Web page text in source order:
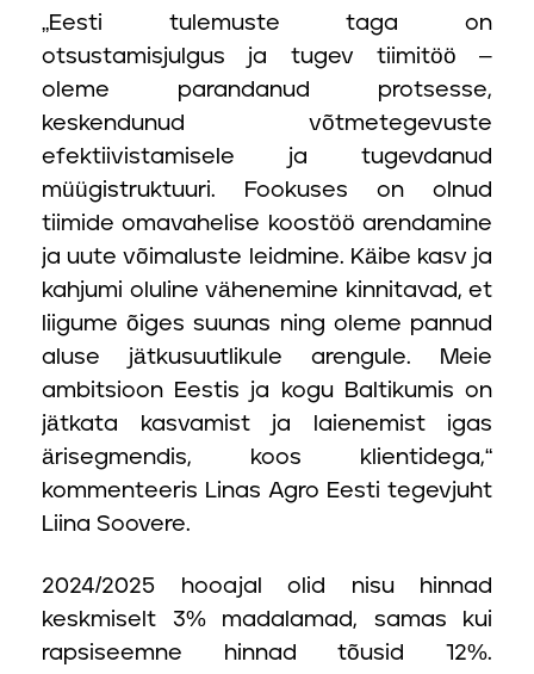
„Eesti tulemuste taga on
otsustamisjulgus ja tugev tiimitöö –
oleme parandanud protsesse,
keskendunud võtmetegevuste
efektiivistamisele ja tugevdanud
müügistruktuuri. Fookuses on olnud
tiimide omavahelise koostöö arendamine
ja uute võimaluste leidmine. Käibe kasv ja
kahjumi oluline vähenemine kinnitavad, et
liigume õiges suunas ning oleme pannud
aluse jätkusuutlikule arengule. Meie
ambitsioon Eestis ja kogu Baltikumis on
jätkata kasvamist ja laienemist igas
ärisegmendis, koos klientidega,“
kommenteeris Linas Agro Eesti tegevjuht
Liina Soovere.
2024/2025 hooajal olid nisu hinnad
keskmiselt 3% madalamad, samas kui
rapsiseemne hinnad tõusid 12%.